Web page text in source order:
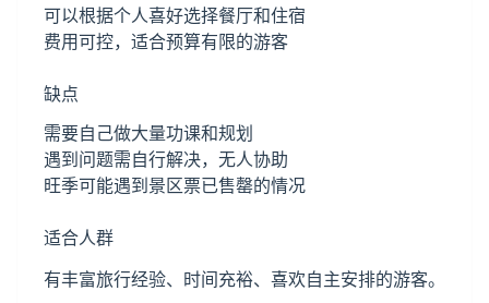
可以根据个人喜好选择餐厅和住宿
费用可控，适合预算有限的游客
缺点
需要自己做大量功课和规划
遇到问题需自行解决，无人协助
旺季可能遇到景区票已售罄的情况
适合人群
有丰富旅行经验、时间充裕、喜欢自主安排的游客。